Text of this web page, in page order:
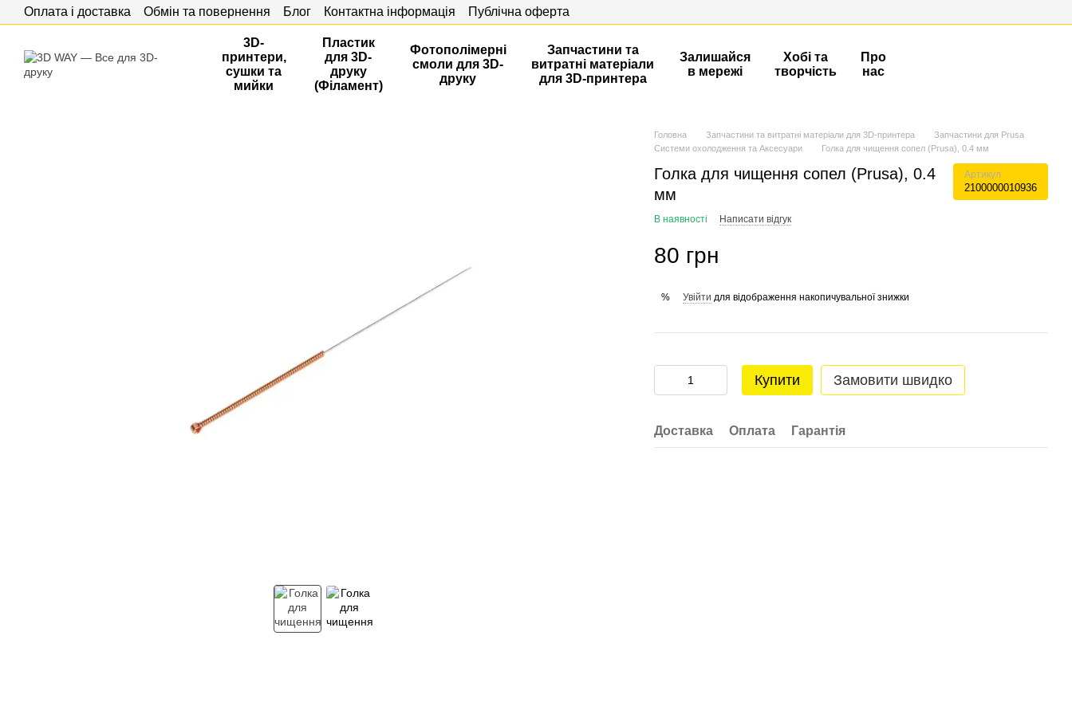
Перейти до основного контенту
Оплата і доставка Обмін та повернення Блог Контактна інформація Публічна оферта
3D-
принтери,
сушки та
мийки
Пластик
для 3D-
друку
(Філамент)
Фотополімерні
смоли для 3D-
друку
Запчастини та
витратні матеріали
для 3D-принтера
Залишайся
в мережі
Хобі та
творчість
Про
нас
Головна Запчастини та витратні матеріали для 3D-принтера
Запчастини для Prusa
Системи охолодження та Аксесуари
Голка для чищення сопел (Prusa), 0.4 мм
Голка для чищення сопел (Prusa), 0.4
мм
Артикул
2100000010936
В наявності Написати відгук
80 грн
% Увійти для відображення накопичувальної знижки
Купити Замовити швидко
Доставка Оплата Гарантія